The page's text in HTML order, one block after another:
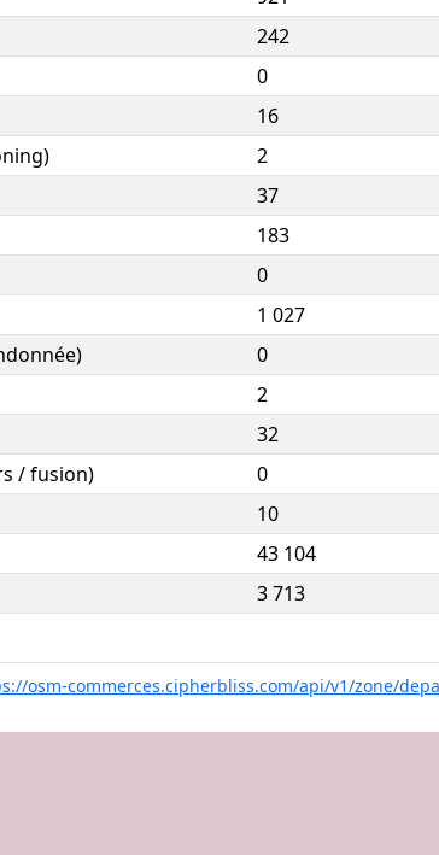
242
0
16
2
37
183
0
1 027
0
2
32
/ fusion)
0
10
43 104
3 713
osm-commerces.cipherbliss.com/api/v1/zone/